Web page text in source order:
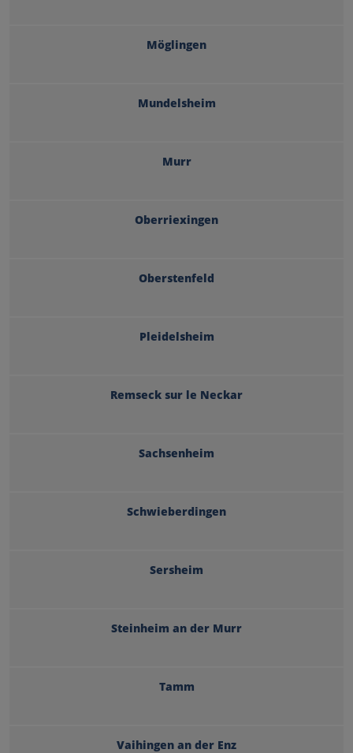
Möglingen
Mundelsheim
Murr
Oberriexingen
Oberstenfeld
Pleidelsheim
Remseck sur le Neckar
Sachsenheim
Schwieberdingen
Sersheim
Steinheim an der Murr
Tamm
Vaihingen an der Enz